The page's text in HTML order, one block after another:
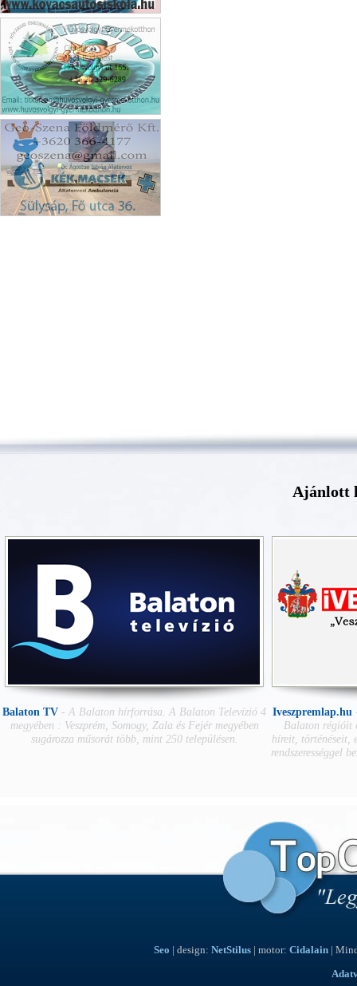
Kovács-Tihanyi Autósiskola
Vizimanó
Ajánlott
Balaton TV - A Balaton hírforrása. A Balaton Televízió 4
megyében : Veszprém, Somogy, Zala és Fejér megyében
sugározza műsorát több, mint 250 településen.
Iveszpremlap.hu
Balaton régióit
híreit, történéseit,
rendszerességgel
Seo | design: NetStilus | motor: Cidalain |